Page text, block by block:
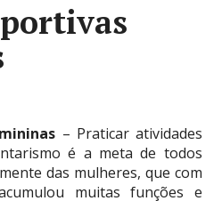
– Praticar atividades
é a meta de todos
das mulheres, que com
muitas funções e